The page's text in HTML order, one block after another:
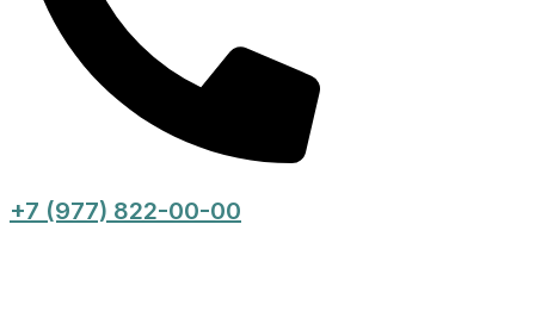
+7 (977) 822-00-00